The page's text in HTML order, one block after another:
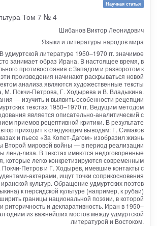
Научная статья
Том 7 № 4
Шибанов Виктор Леонидович
Языки и литературы народов мира
В удмуртской литературе 1950–1970 гг. значимое
занимает образ Ирана. В настоящее время, в
противостояния с Западом и разворотом к
эти произведения начинают раскрываться новой
анализа являются художественные тексты
М. Покчи-Петрова, Г. Ходырева и В. Владыкина.
— изучить и выявить особенности рецепции
текстах 1950–1970 гг. Ведущим методом
является описательно-аналитический с
приемов рецептивной критики. В результате
приходит к следующим выводам: Г. Симаков
и пьесе «За Копет-Дагом» изобразил жизнь
Второй мировой войны — в период реализации
ленд-лиза. В текстах имеются недоговоренные
которые легко конкретизируются современным
Петров и Г. Ходырев, имевшие контакты с
актерами, ищут точки соприкосновения
культур. Обращение удмуртских поэтов
к персидской культуре (например, к рубаи)
границы национальной поэзии, в которой
риторичность и декларативность. Иран в 1950–
одним из важнейших мостов между удмуртской
литературой и Востоком.